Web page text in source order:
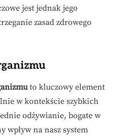
jest jednak jego
zasad zdrowego
to kluczowy element
w kontekście szybkich
odżywianie, bogate w
wpływ na nasz system